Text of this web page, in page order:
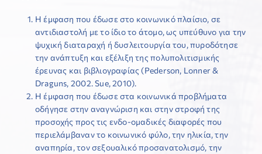
Η έμφαση που έδωσε στο κοινωνικό πλαίσιο, σε
αντιδιαστολή με το ίδιο το άτομο, ως υπεύθυνο για την
ψυχική διαταραχή ή δυσλειτουργία του, πυροδότησε
την ανάπτυξη και εξέλιξη της πολυπολιτισμικής
έρευνας και βιβλιογραφίας (Pederson, Lonner &
Draguns, 2002. Sue, 2010).
Η έμφαση που έδωσε στα κοινωνικά προβλήματα
οδήγησε στην αναγνώριση και στην στροφή της
προσοχής προς τις ενδο-ομαδικές διαφορές που
περιελάμβαναν το κοινωνικό φύλο, την ηλικία, την
αναπηρία, τον σεξουαλικό προσανατολισμό, την